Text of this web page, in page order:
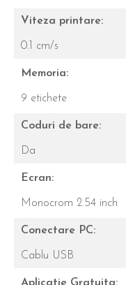
Viteza printare:
0.1 cm/s
Memoria:
9 etichete
Coduri de bare:
Da
Ecran:
Monocrom 2.54 inch
Conectare PC:
Cablu USB
Aplicatie Gratuita: